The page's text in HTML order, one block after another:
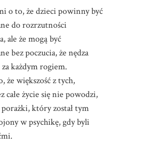
o to, że dzieci powinny być
do rozrzutności
ale że mogą być
bez poczucia, że nędza
każdym rogiem.
że większość z tych,
całe życie się nie powodzi,
który został tym
w psychikę, gdy byli